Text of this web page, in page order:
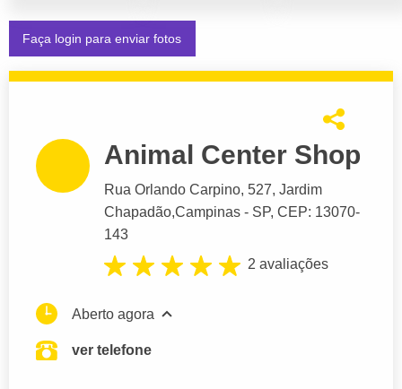
Faça login para enviar fotos
Animal Center Shop
Rua Orlando Carpino, 527, Jardim
Chapadão,Campinas - SP, CEP: 13070-
143
2 avaliações
Aberto agora
ver telefone